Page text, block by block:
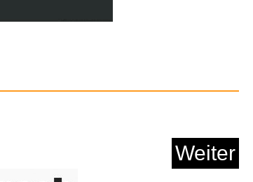
Weiter